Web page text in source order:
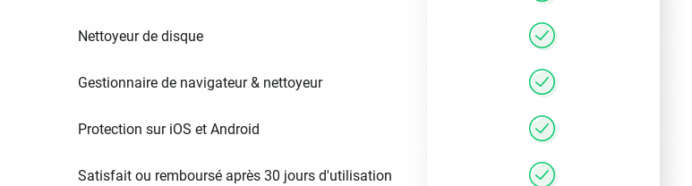
Nettoyeur de disque
Gestionnaire de navigateur & nettoyeur
Protection sur iOS et Android
Satisfait ou remboursé après 30 jours d'utilisation